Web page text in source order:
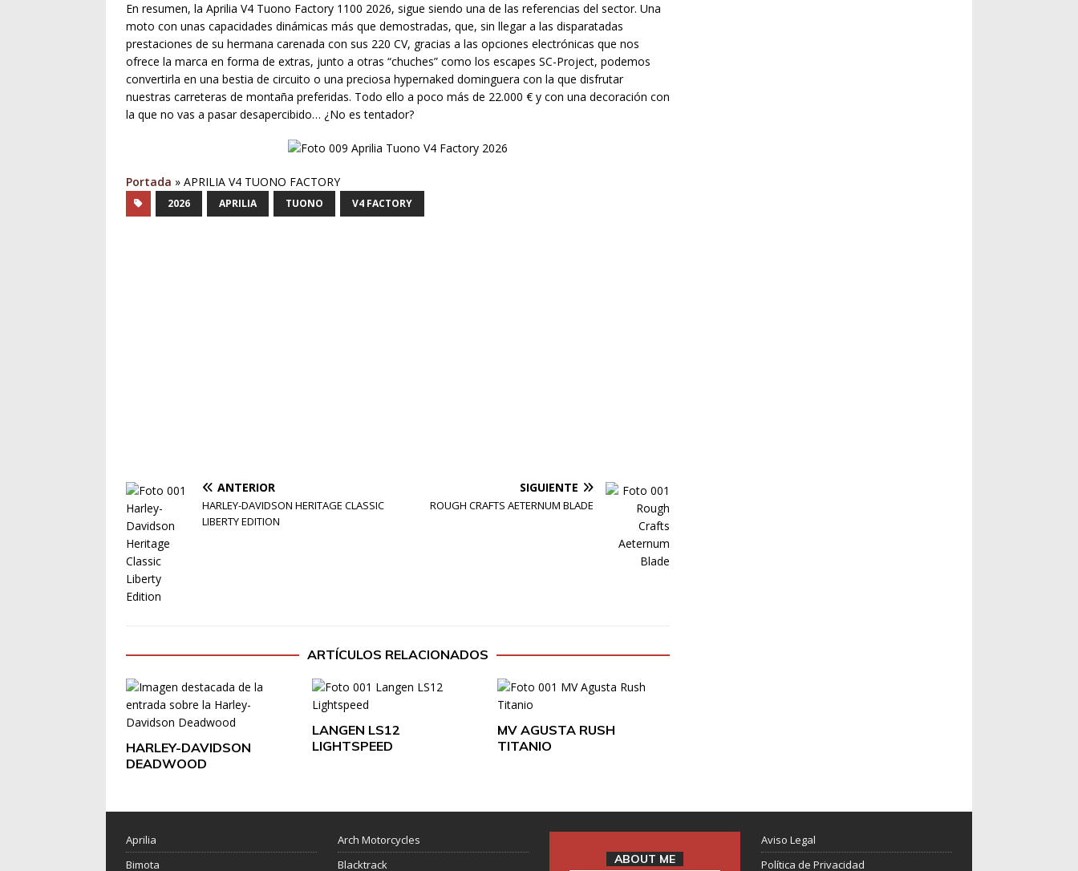
En resumen, la Aprilia V4 Tuono Factory 1100 2026, sigue siendo una de las referencias del sector. Una
moto con unas capacidades dinámicas más que demostradas, que, sin llegar a las disparatadas
prestaciones de su hermana carenada con sus 220 CV, gracias a las opciones electrónicas que nos
ofrece la marca en forma de extras, junto a otras “chuches” como los escapes SC-Project, podemos
convertirla en una bestia de circuito o una preciosa hypernaked dominguera con la que disfrutar
nuestras carreteras de montaña preferidas. Todo ello a poco más de 22.000 € y con una decoración con
la que no vas a pasar desapercibido… ¿No es tentador?
Portada » APRILIA V4 TUONO FACTORY
2026 APRILIA TUONO V4 FACTORY
ANTERIOR
HARLEY-DAVIDSON HERITAGE CLASSIC
LIBERTY EDITION
SIGUIENTE
ROUGH CRAFTS AETERNUM BLADE
ARTÍCULOS RELACIONADOS
HARLEY-DAVIDSON
DEADWOOD
LANGEN LS12
LIGHTSPEED
MV AGUSTA RUSH
TITANIO
Aprilia
Bimota
Arch Motorcycles
Blacktrack
ABOUT ME
Aviso Legal
Política de Privacidad